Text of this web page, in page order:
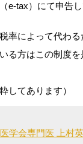
e-tax）にて申告し
率によって代わ
る方はこの制度
してあります）
学会専門医 上村